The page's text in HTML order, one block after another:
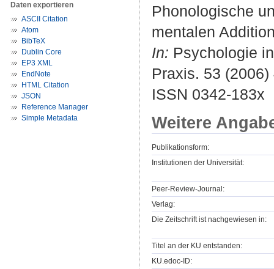
Daten exportieren
ASCII Citation
Atom
BibTeX
Dublin Core
EP3 XML
EndNote
HTML Citation
JSON
Reference Manager
Simple Metadata
Phonologische
mentalen
In: Psychologie
Praxis. 53
ISSN 0342-183x
Weitere
Publikationsform:
Institutionen der Universität:
Peer-Review-Journal:
Verlag:
Die Zeitschrift ist nachgewiesen in:
Titel an der KU entstanden:
KU.edoc-ID: